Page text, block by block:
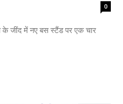
0
के जींद में नए बस स्टैंड पर एक चार